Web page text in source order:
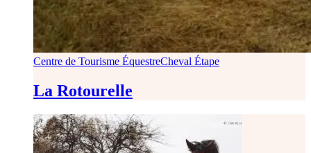
Centre de Tourisme ÉquestreCheval Étape
La Rotourelle